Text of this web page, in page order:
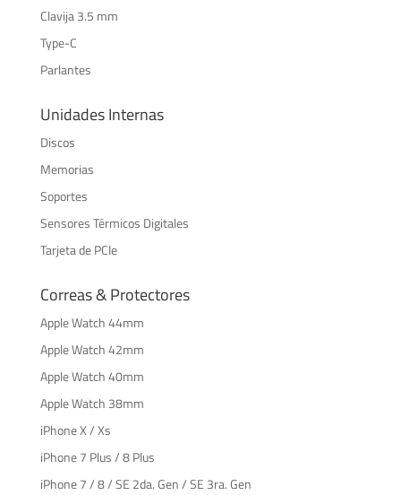
Clavija 3.5 mm
Type-C
Parlantes
Unidades Internas
Discos
Memorias
Soportes
Sensores Térmicos Digitales
Tarjeta de PCIe
Correas & Protectores
Apple Watch 44mm
Apple Watch 42mm
Apple Watch 40mm
Apple Watch 38mm
iPhone X / Xs
iPhone 7 Plus / 8 Plus
iPhone 7 / 8 / SE 2da. Gen / SE 3ra. Gen